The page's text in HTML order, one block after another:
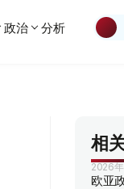
政治 分析
相
2026
欧亚